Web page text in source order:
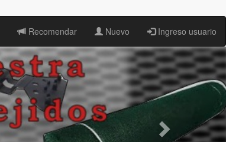
Recomendar Nuevo Ingreso usuario